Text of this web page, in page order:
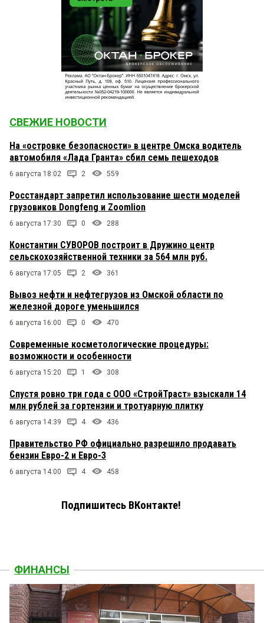
СВЕЖИЕ НОВОСТИ
На «островке безопасности» в центре Омска водитель
автомобиля «Лада Гранта» сбил семь пешеходов
6 августа 18:02 2 559
Росстандарт запретил использование шести моделей
грузовиков Dongfeng и Zoomlion
6 августа 17:30 0 288
Константин СУВОРОВ построит в Дружино центр
сельскохозяйственной техники за 564 млн руб.
6 августа 17:05 2 361
Вывоз нефти и нефтегрузов из Омской области по
железной дороге уменьшился
6 августа 16:00 0 470
Современные косметологические процедуры:
возможности и особенности
6 августа 15:20 1 308
Спустя ровно три года с ООО «СтройТраст» взыскали 14
млн рублей за гортензии и тротуарную плитку
6 августа 14:39 4 436
Правительство РФ официально разрешило продавать
бензин Евро-2 и Евро-3
6 августа 14:00 4 458
Подпишитесь ВКонтакте!
ФИНАНСЫ